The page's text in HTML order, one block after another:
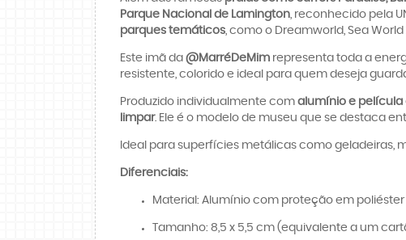
Parque Nacional de Lamington, reconhecido pela
parques temáticos, como o Dreamworld, Sea
Este imã da @MarréDeMim representa toda a
resistente, colorido e ideal para quem deseja
Produzido individualmente com alumínio e película
limpar. Ele é o modelo de museu que se destaca
Ideal para superfícies metálicas como geladeiras,
Diferenciais:
Material: Alumínio com proteção em poliéster
Tamanho: 8,5 x 5,5 cm (equivalente a um